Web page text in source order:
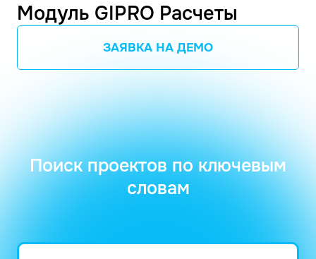
Модуль GIPRO Расчеты
ЗАЯВКА НА ДЕМО
Поиск проектов по ключевым
словам